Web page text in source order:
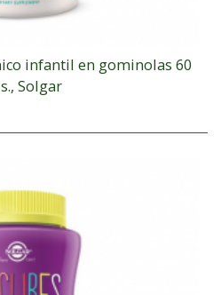
infantil en gominolas 60
Solgar